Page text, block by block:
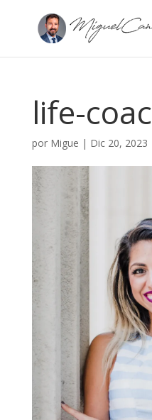
life-
por Migue | Dic 20, 2023